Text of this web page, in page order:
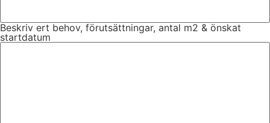
Beskriv ert behov, förutsättningar, antal m2 & önskat
startdatum